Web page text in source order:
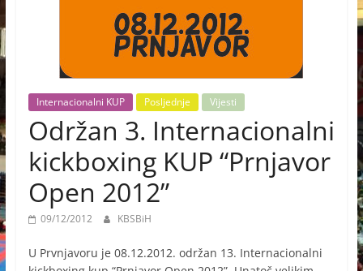
Internacionalni KUP Posljednje Vijesti
Održan 3. Internacionalni
kickboxing KUP “Prnjavor
Open 2012”
09/12/2012 KBSBiH
U Prvnjavoru je 08.12.2012. održan 13. Internacionalni